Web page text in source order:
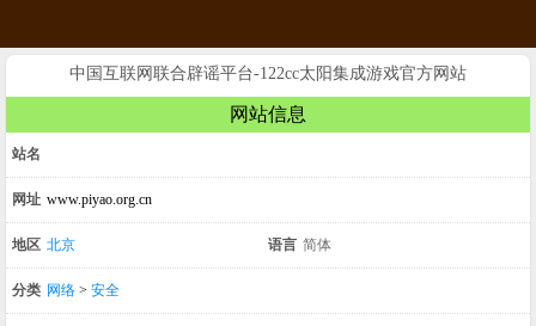
中国互联网联合辟谣平台-122cc太阳集成游戏官方网站
网站信息
站名
网址 www.piyao.org.cn
地区 北京 语言 简体
分类 网络 > 安全